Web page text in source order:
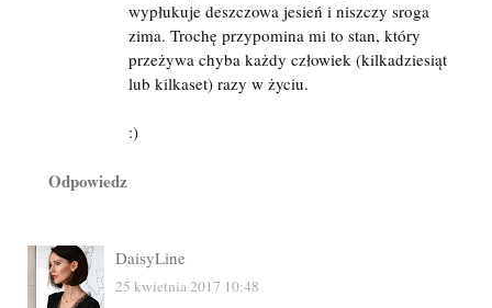
wypłukuje deszczowa jesień i niszczy sroga
zima. Trochę przypomina mi to stan, który
przeżywa chyba każdy człowiek (kilkadziesiąt
lub kilkaset) razy w życiu.
:)
Odpowiedz
DaisyLine
25 kwietnia 2017 10:48